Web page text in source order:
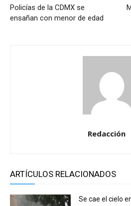
Policías de la CDMX se
ensañan con menor de edad
Redacción
ARTÍCULOS RELACIONADOS
Se cae el cielo